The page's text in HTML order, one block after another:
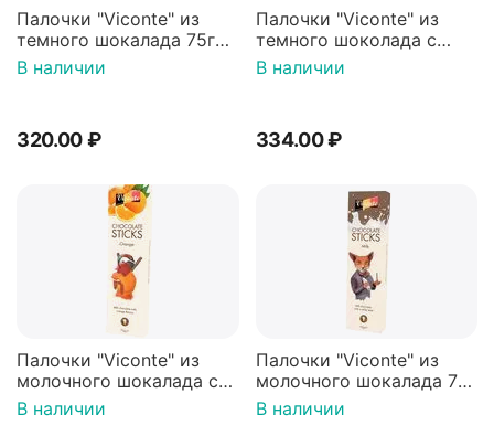
Палочки "Viconte" из
темного шокалада 75г
(Нидерланды)
В наличии
320.00₽
Палочки "Viconte" из
темного шоколада с
начинкой со вкусом
мяты 75г (Нидерланды)
В наличии
334.00₽
Палочки "Viconte" из
молочного шокалада со
вкусом апельсина 75г
(Нидерланды)
В наличии
Палочки "Viconte" из
молочного шокалада 75г
(Нидерланды)
В наличии